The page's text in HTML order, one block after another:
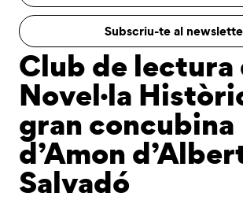
Subscriu-te al
Club de lectura
Novel·la
gran concubina
d’Amon
Salvadó